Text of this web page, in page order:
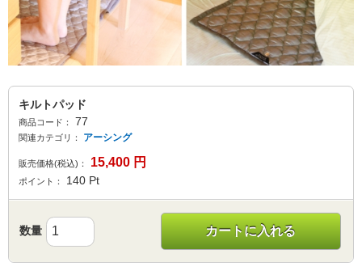
キルトパッド
商品コード： 77
関連カテゴリ： アーシング
販売価格(税込)： 15,400 円
ポイント： 140 Pt
数量 カートに入れる